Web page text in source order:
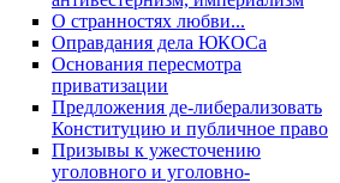
О странностях любви...
Оправдания дела ЮКОСа
Основания пересмотра
приватизации
Предложения де-либерализовать
Конституцию и публичное право
Призывы к ужесточению
уголовного и уголовно-